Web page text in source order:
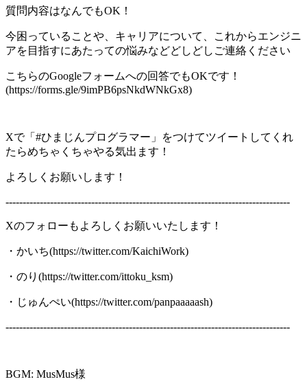
質問内容はなんでもOK！
今困っていることや、キャリアについて、これからエンジニ
アを目指すにあたっての悩みなどどしどしご連絡ください
こちらのGoogleフォームへの回答でもOKです！
(https://forms.gle/9imPB6psNkdWNkGx8)
Xで「#ひまじんプログラマー」をつけてツイートしてくれ
たらめちゃくちゃやる気出ます！
よろしくお願いします！
-----------------------------------------------------------------------------------
Xのフォローもよろしくお願いいたします！
・かいち(https://twitter.com/KaichiWork)
・のり(https://twitter.com/ittoku_ksm)
・じゅんぺい(https://twitter.com/panpaaaaash)
-----------------------------------------------------------------------------------
BGM: MusMus様